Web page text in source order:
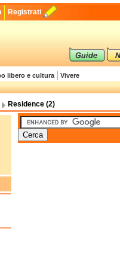
Registrati
libero e cultura Vivere
Residence (2)